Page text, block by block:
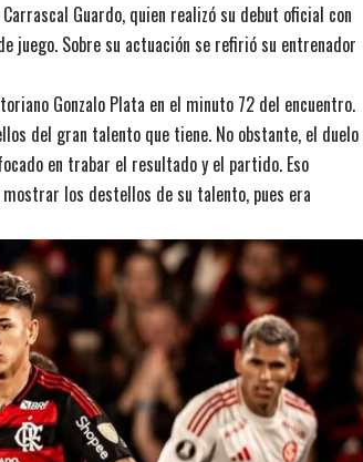
Guardo, quien realizó su debut oficial con
juego. Sobre su actuación se refirió su entrenador
Gonzalo Plata en el minuto 72 del encuentro.
del gran talento que tiene. No obstante, el duelo
en trabar el resultado y el partido. Eso
los destellos de su talento, pues era